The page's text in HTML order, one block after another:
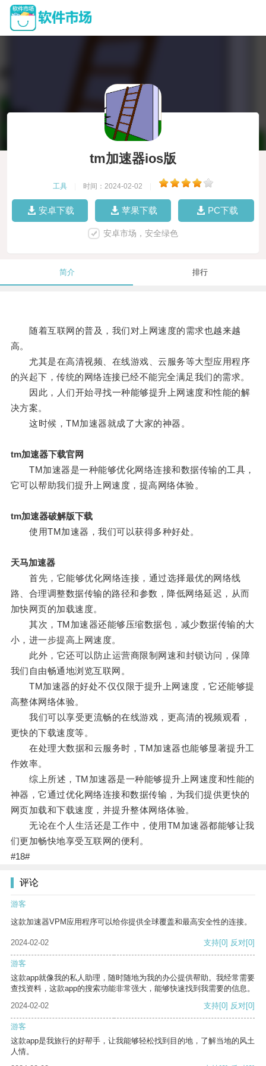
tm加速器ios版
工具 时间：2024-02-02
安卓下载 苹果下载 PC下载
安卓市场，安全绿色
简介 排行
随着互联网的普及，我们对上网速度的需求也越来越
高。
尤其是在高清视频、在线游戏、云服务等大型应用程序
的兴起下，传统的网络连接已经不能完全满足我们的需求。
因此，人们开始寻找一种能够提升上网速度和性能的解
决方案。
这时候，TM加速器就成了大家的神器。
tm加速器下载官网
TM加速器是一种能够优化网络连接和数据传输的工具，
它可以帮助我们提升上网速度，提高网络体验。
tm加速器破解版下载
使用TM加速器，我们可以获得多种好处。
天马加速器
首先，它能够优化网络连接，通过选择最优的网络线
路、合理调整数据传输的路径和参数，降低网络延迟，从而
加快网页的加载速度。
其次，TM加速器还能够压缩数据包，减少数据传输的大
小，进一步提高上网速度。
此外，它还可以防止运营商限制网速和封锁访问，保障
我们自由畅通地浏览互联网。
TM加速器的好处不仅仅限于提升上网速度，它还能够提
高整体网络体验。
我们可以享受更流畅的在线游戏，更高清的视频观看，
更快的下载速度等。
在处理大数据和云服务时，TM加速器也能够显著提升工
作效率。
综上所述，TM加速器是一种能够提升上网速度和性能的
神器，它通过优化网络连接和数据传输，为我们提供更快的
网页加载和下载速度，并提升整体网络体验。
无论在个人生活还是工作中，使用TM加速器都能够让我
们更加畅快地享受互联网的便利。
#18#
评论
游客
这款加速器VPM应用程序可以给你提供全球覆盖和最高安全性的连接。
2024-02-02 支持[0] 反对[0]
游客
这款app就像我的私人助理，随时随地为我的办公提供帮助。我经常需要
查找资料，这款app的搜索功能非常强大，能够快速找到我需要的信息。
2024-02-02
支持[0] 反对[0]
游客
这款app是我旅行的好帮手，让我能够轻松找到目的地，了解当地的风土
人情。